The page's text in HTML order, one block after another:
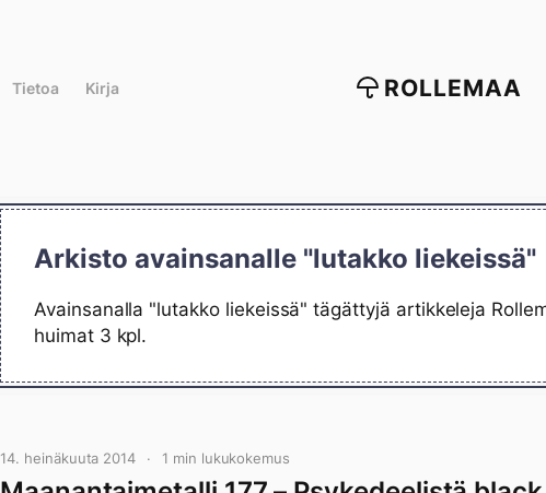
Tietoa Kirja ROLLEMAA
Arkisto avainsanalle "lutakko liekeissä"
Avainsanalla "lutakko liekeissä" tägättyjä artikkeleja
huimat 3 kpl.
14. heinäkuuta 2014 1 min lukukokemus